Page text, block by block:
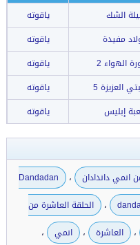
الشك
ياقوته
مفيدة
ياقوته
الهواء 2
ياقوته
العزيزة 5
ياقوته
إبليس
ياقوته
انمي داندادان ،
Dandadan
،
الحلقة العاشرة من
، العاشرة ، انمي ،